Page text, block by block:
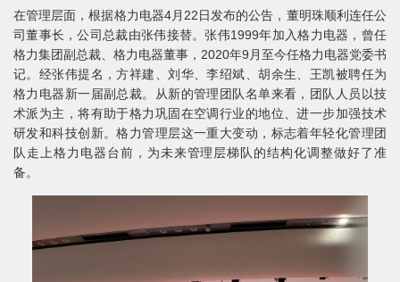
在管理层面，根据格力电器4月22日发布的公告，董明珠顺利连任公
司董事长，公司总裁由张伟接替。张伟1999年加入格力电器，曾任
格力集团副总裁、格力电器董事，2020年9月至今任格力电器党委书
记。经张伟提名，方祥建、刘华、李绍斌、胡余生、王凯被聘任为
格力电器新一届副总裁。从新的管理团队名单来看，团队人员以技
术派为主，将有助于格力巩固在空调行业的地位、进一步加强技术
研发和科技创新。格力管理层这一重大变动，标志着年轻化管理团
队走上格力电器台前，为未来管理层梯队的结构化调整做好了准
备。